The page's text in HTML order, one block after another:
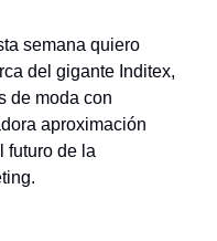
semana quiero
del gigante Inditex,
de moda con
aproximación
futuro de la